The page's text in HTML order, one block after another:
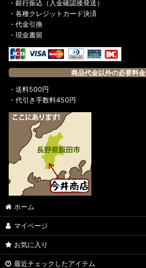
・銀行振込（入金確認後発送）
・各種クレジットカード決済
・代金引換
・現金書留
商品代金以外の必要料金
・送料500円
・代引き手数料450円
ホーム
マイページ
お気に入り
最近チェックしたアイテム